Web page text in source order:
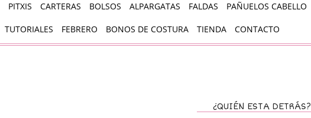
PITXIS CARTERAS BOLSOS ALPARGATAS FALDAS PAÑUELOS CABELLO
TUTORIALES FEBRERO BONOS DE COSTURA TIENDA CONTACTO
¿QUIÉN ESTA DETRÁS?